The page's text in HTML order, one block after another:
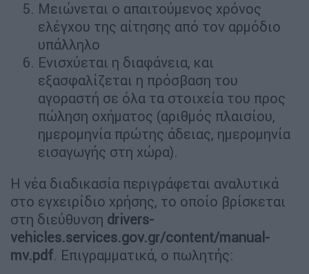
Μειώνεται ο απαιτούμενος χρόνος
ελέγχου της αίτησης από τον αρμόδιο
υπάλληλο
Ενισχύεται η διαφάνεια, και
εξασφαλίζεται η πρόσβαση του
αγοραστή σε όλα τα στοιχεία του προς
πώληση οχήματος (αριθμός πλαισίου,
ημερομηνία πρώτης άδειας, ημερομηνία
εισαγωγής στη χώρα).
Η νέα διαδικασία περιγράφεται αναλυτικά
στο εγχειρίδιο χρήσης, το οποίο βρίσκεται
στη διεύθυνση drivers-
vehicles.services.gov.gr/content/manual-
mv.pdf. Επιγραμματικά, ο πωλητής: